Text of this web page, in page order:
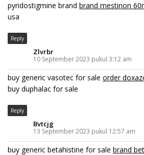
pyridostigmine brand brand mestinon
usa
Reply
Zlvrbr
10 September 2023 pukul 3:12 am
buy generic vasotec for sale order
buy duphalac for sale
Reply
Bvtcjg
13 September 2023 pukul 12:57 am
buy generic betahistine for sale brand